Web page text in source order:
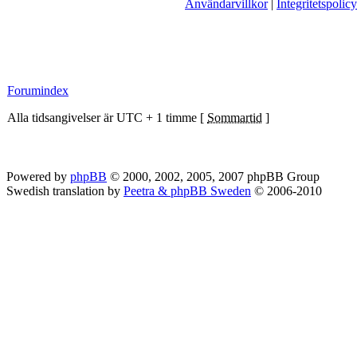
Användarvillkor| Integritetspolicy
Forumindex
Alla tidsangivelser är UTC + 1 timme [ Sommartid ]
Powered by phpBB © 2000, 2002, 2005, 2007 phpBB Group
Swedish translation by Peetra & phpBB Sweden © 2006-2010